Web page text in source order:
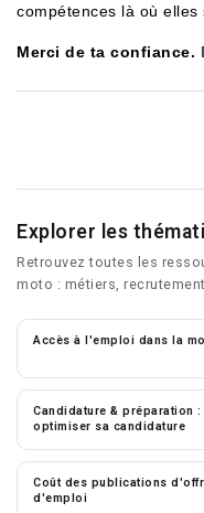
compétences là où elles
Merci de ta confiance.
Explorer les
Retrouvez toutes les
moto : métiers,
Accès à l'emploi dans la
Candidature & préparation :
optimiser sa candidature
Coût des publications
d'emploi